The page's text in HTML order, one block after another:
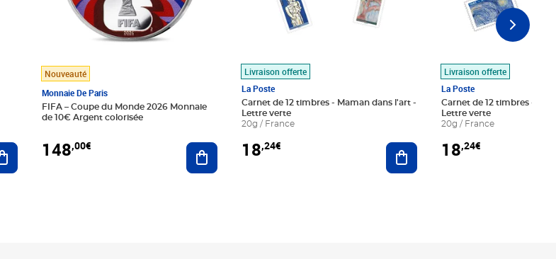
Ajouter au panier
Nouveauté
Monnaie De Paris
FIFA – Coupe du Monde 2026 Monnaie
de 10€ Argent colorisée
148,00€ Ajouter au panier
Livraison offerte
La Poste
Carnet de 12 timbres - Maman dans l'art -
Lettre verte
20g / France
18,24€ Ajouter au panier
Livraison offerte
La Poste
Carnet de 12 timbres - Le
Lettre verte
20g / France
18,24€